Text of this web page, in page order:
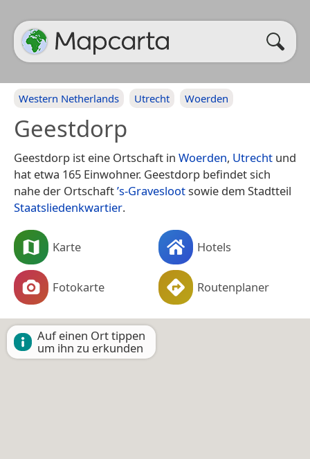
Western Netherlands Utrecht Woerden
Geestdorp
Geestdorp ist eine Ortschaft in Woerden, Utrecht und
hat etwa 165 Einwohner. Geestdorp befindet sich
nahe der Ortschaft’s-Graveslootsowie dem Stadtteil
Staatsliedenkwartier.
Karte Hotels
Fotokarte Routenplaner
Auf einen Ort tippen
um ihn zu erkunden